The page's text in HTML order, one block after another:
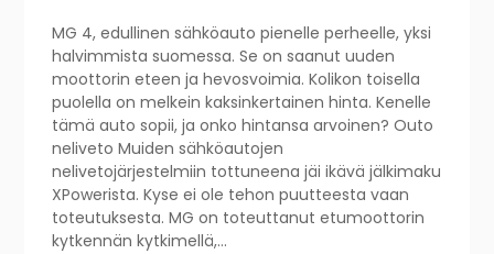
MG 4, edullinen sähköauto pienelle perheelle, yksi
halvimmista suomessa. Se on saanut uuden
moottorin eteen ja hevosvoimia. Kolikon toisella
puolella on melkein kaksinkertainen hinta. Kenelle
tämä auto sopii, ja onko hintansa arvoinen? Outo
neliveto Muiden sähköautojen
nelivetojärjestelmiin tottuneena jäi ikävä jälkimaku
XPowerista. Kyse ei ole tehon puutteesta vaan
toteutuksesta. MG on toteuttanut etumoottorin
kytkennän kytkimellä,…